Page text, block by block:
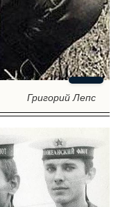
Григорий Лепс